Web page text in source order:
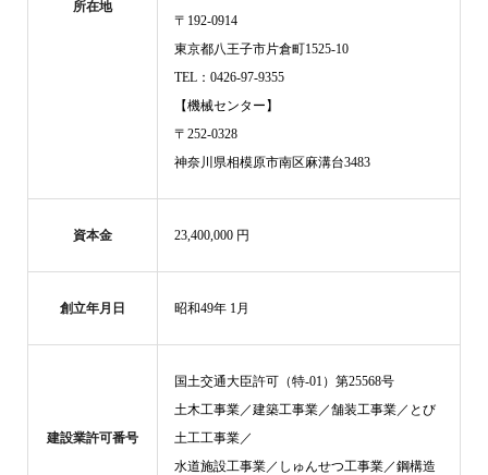
所在地
〒192-0914
東京都八王子市片倉町1525-10
TEL：0426-97-9355
【機械センター】
〒252-0328
神奈川県相模原市南区麻溝台3483
資本金 23,400,000 円
創立年月日 昭和49年 1月
建設業許可番号
国土交通大臣許可（特-01）第25568号
土木工事業／建築工事業／舗装工事業／とび
土工工事業／
水道施設工事業／しゅんせつ工事業／鋼構造